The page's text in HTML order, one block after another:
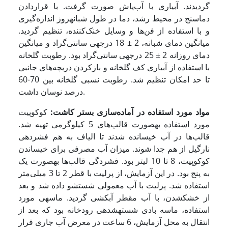
گردیدند. آبیاری با آب‌پاش صورت گرفت. با قراردادن
دماسنج در محیط رشد، دما در طول شبانه­روز اندازه‌گیری
و با استفاده از فن‌ها و وسایل خنک‌کننده، تنظیم گردید.
میانگین دمای شبانه، 2 ± 18 درجه­ی سانتی‌گراد و میانگین
دمای روزانه 2 ± 25 درجه­ی سانتی‌گراد بود. رطوبت گلخانه
با استفاده از آبیاری کف گلخانه و بازکردن دریچه‌های جانبی
تا حد امکان تنظیم شد. رطوبت نسبی گلخانه بین 70-60
درصد نوسان داشت.
مواد مورد استفاده در آماده‌سازی بستر کاشت: کوکوپیت
مورد استفاده به­صورت قالب‌های 5 کیلوگرمی تهیه شد.
قالب‌ها در آب خیسانده شدند تا الیاف به هم فشرده­ی
نارگیل از هم جدا شوند. میزان آب مصرفی برای خیساندن
کوکوپیت، 8 تا 10 لیتر بود. فشردگی قالب‌ها به­صورت یک
به پنج بود. در این آزمایش، از پرلیت با قطر 2 تا 3 میلی‌متر
استفاده شد. پرلیت با آب معمولی شستشو داده شد و بعد
از خشک­شدن، با آب مقطر آبکشی گردید. ماسه­ی مورد
استفاده، ماسه بادی شسته­شده­ی رودخانه بود که بعد از
انتقال به محل آزمایش، 6 ساعت در معرض آب جاری قرار